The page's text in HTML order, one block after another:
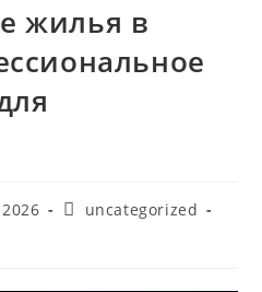
жилья в
uncategorized